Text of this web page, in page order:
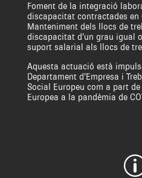
Foment de la integració
discapacitat contractades en
Manteniment dels llocs de
discapacitat d’un grau igual
suport salarial als llocs de
Aquesta actuació està
Departament d’Empresa i
Social Europeu com a part
Europea a la pandèmia de